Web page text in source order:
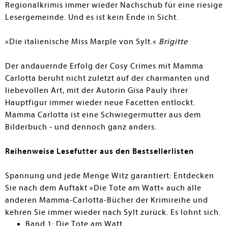
Regionalkrimis immer wieder Nachschub für eine riesige
Lesergemeinde. Und es ist kein Ende in Sicht.
»Die italienische Miss Marple von Sylt.« Brigitte
Der andauernde Erfolg der Cosy Crimes mit Mamma
Carlotta beruht nicht zuletzt auf der charmanten und
liebevollen Art, mit der Autorin Gisa Pauly ihrer
Hauptfigur immer wieder neue Facetten entlockt.
Mamma Carlotta ist eine Schwiegermutter aus dem
Bilderbuch - und dennoch ganz anders.
Reihenweise Lesefutter aus den Bestsellerlisten
Spannung und jede Menge Witz garantiert: Entdecken
Sie nach dem Auftakt »Die Tote am Watt« auch alle
anderen Mamma-Carlotta-Bücher der Krimireihe und
kehren Sie immer wieder nach Sylt zurück. Es lohnt sich.
Band 1: Die Tote am Watt